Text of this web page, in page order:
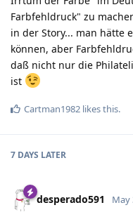
Farbfehldruck" zu
in der Story... man hätte
können, aber
daß nicht nur die
ist
Cartman1982 likes this.
7 DAYS LATER
desperado591 May